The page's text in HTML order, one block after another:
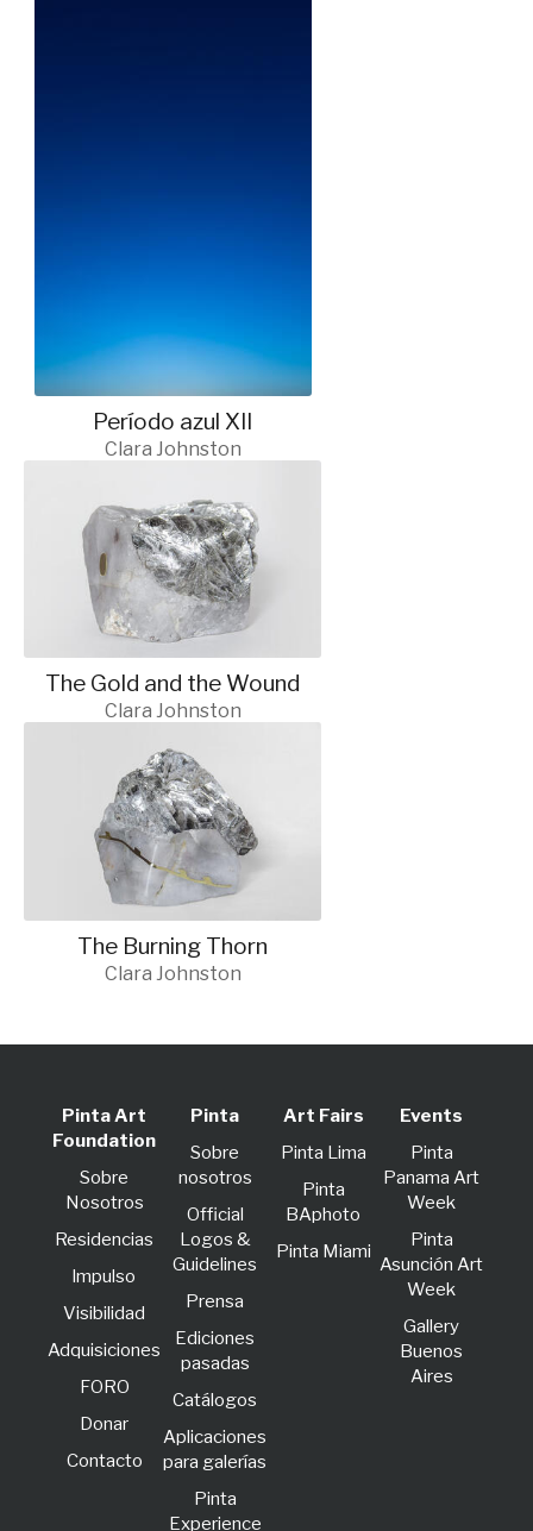
Período azul XII
Clara Johnston
The Gold and the Wound
Clara Johnston
The Burning Thorn
Clara Johnston
Pinta Art
Foundation
Sobre
Nosotros
Residencias
lmpulso
Visibilidad
Adquisiciones
FORO
Donar
Contacto
Pinta
Sobre
nosotros
Official
Logos &
Guidelines
Prensa
Ediciones
pasadas
Catálogos
Aplicaciones
para galerías
Pinta
Experience
Art Fairs
Pinta Lima
Pinta
BAphoto
Pinta Miami
Events
Pinta
Panama Art
Week
Pinta
Asunción Art
Week
Gallery
Buenos
Aires